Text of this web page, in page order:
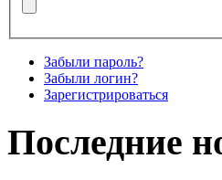
Забыли пароль?
Забыли логин?
Зарегистрироваться
Последние